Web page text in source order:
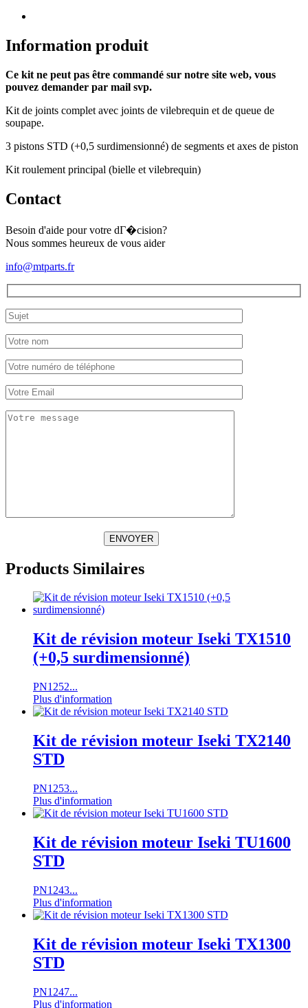
Information produit
Ce kit ne peut pas être commandé sur notre site web, vous
pouvez demander par mail svp.
Kit de joints complet avec joints de vilebrequin et de queue de
soupape.
3 pistons STD (+0,5 surdimensionné) de segments et axes de piston
Kit roulement principal (bielle et vilebrequin)
Contact
Besoin d'aide pour votre dГ�cision?
Nous sommes heureux de vous aider
info@mtparts.fr
ENVOYER
Products Similaires
Kit de révision moteur Iseki TX1510
(+0,5 surdimensionné)
PN1252...
Plus d'information
Kit de révision moteur Iseki TX2140
STD
PN1253...
Plus d'information
Kit de révision moteur Iseki TU1600
STD
PN1243...
Plus d'information
Kit de révision moteur Iseki TX1300
STD
PN1247...
Plus d'information